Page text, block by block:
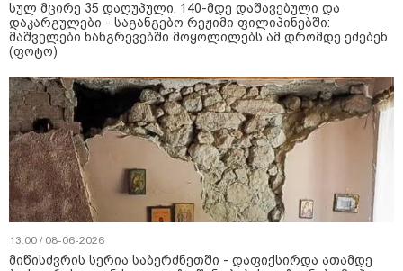
სულ მცირე 35 დაღუპული, 140-მდე დაშავებული და
დაკარგულები - საგანგებო რეჟიმი ფილიპინებში:
მაშველები ნანგრევებში მოყოლილებს ამ დრომდე ეძებენ
(ფოტო)
13:00 / 08-06-2026
მიწისძვრის სერია საბერძნეთში - დაფიქსირდა ათამდე